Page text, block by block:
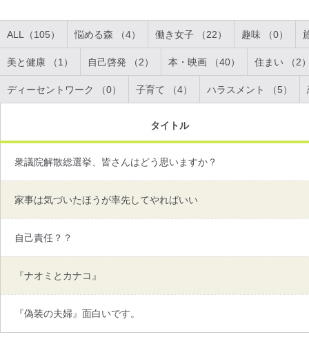
ALL（105） 悩める森 （4） 働き女子 （22） 趣味 （0）
美と健康 （1） 自己啓発 （2） 本・映画 （40） 住まい （2
ディーセントワーク （0） 子育て （4） ハラスメント （5）
タイトル
衆議院解散総選挙、皆さんはどう思いますか？
家事は気づいたほうが率先してやればいい
自己責任？？
『ナオミとカナコ』
『偽装の夫婦』面白いです。